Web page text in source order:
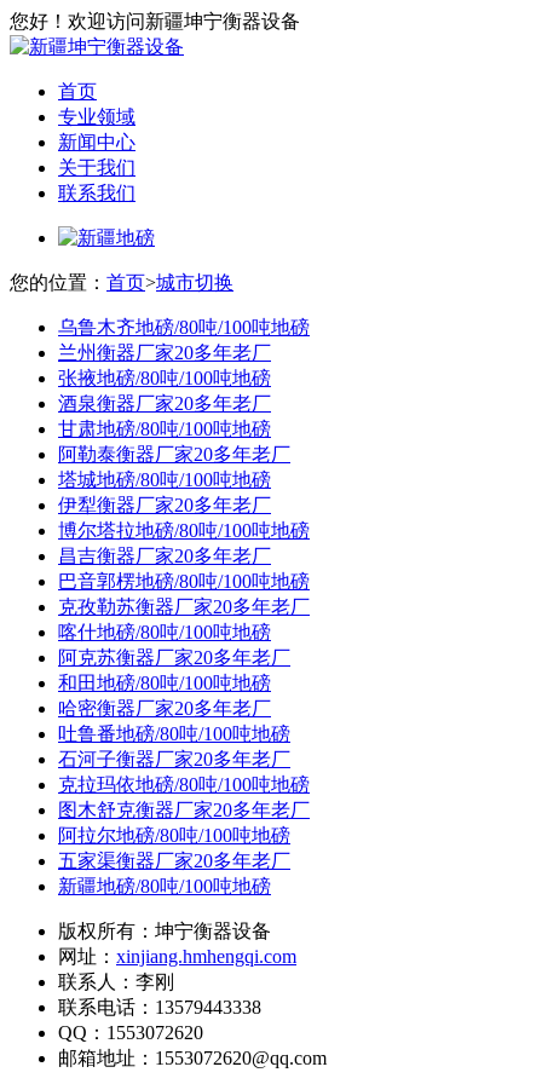
您好！欢迎访问新疆坤宁衡器设备
首页
专业领域
新闻中心
关于我们
联系我们
您的位置： 首页>城市切换
乌鲁木齐地磅/80吨/100吨地磅
兰州衡器厂家20多年老厂
张掖地磅/80吨/100吨地磅
酒泉衡器厂家20多年老厂
甘肃地磅/80吨/100吨地磅
阿勒泰衡器厂家20多年老厂
塔城地磅/80吨/100吨地磅
伊犁衡器厂家20多年老厂
博尔塔拉地磅/80吨/100吨地磅
昌吉衡器厂家20多年老厂
巴音郭楞地磅/80吨/100吨地磅
克孜勒苏衡器厂家20多年老厂
喀什地磅/80吨/100吨地磅
阿克苏衡器厂家20多年老厂
和田地磅/80吨/100吨地磅
哈密衡器厂家20多年老厂
吐鲁番地磅/80吨/100吨地磅
石河子衡器厂家20多年老厂
克拉玛依地磅/80吨/100吨地磅
图木舒克衡器厂家20多年老厂
阿拉尔地磅/80吨/100吨地磅
五家渠衡器厂家20多年老厂
新疆地磅/80吨/100吨地磅
版权所有：坤宁衡器设备
网址： xinjiang.hmhengqi.com
联系人：李刚
联系电话：13579443338
QQ：1553072620
邮箱地址：1553072620@qq.com